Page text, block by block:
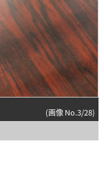
(画像 No.3/28)